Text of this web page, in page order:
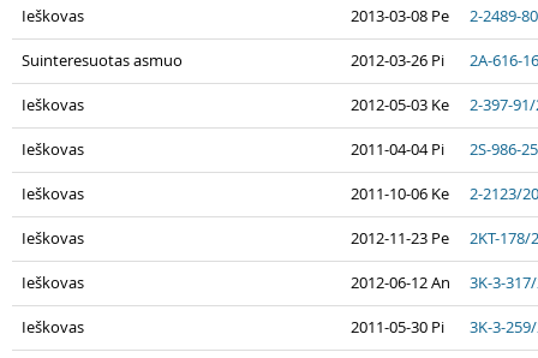
Ieškovas 2013-03-08 Pe 2-2489-
Suinteresuotas asmuo 2012-03-26 Pi 2A-616-
Ieškovas 2012-05-03 Ke 2-397-
Ieškovas 2011-04-04 Pi 2S-986-
Ieškovas 2011-10-06 Ke 2-2123/
Ieškovas 2012-11-23 Pe 2KT-178/
Ieškovas 2012-06-12 An 3K-3-
Ieškovas 2011-05-30 Pi 3K-3-